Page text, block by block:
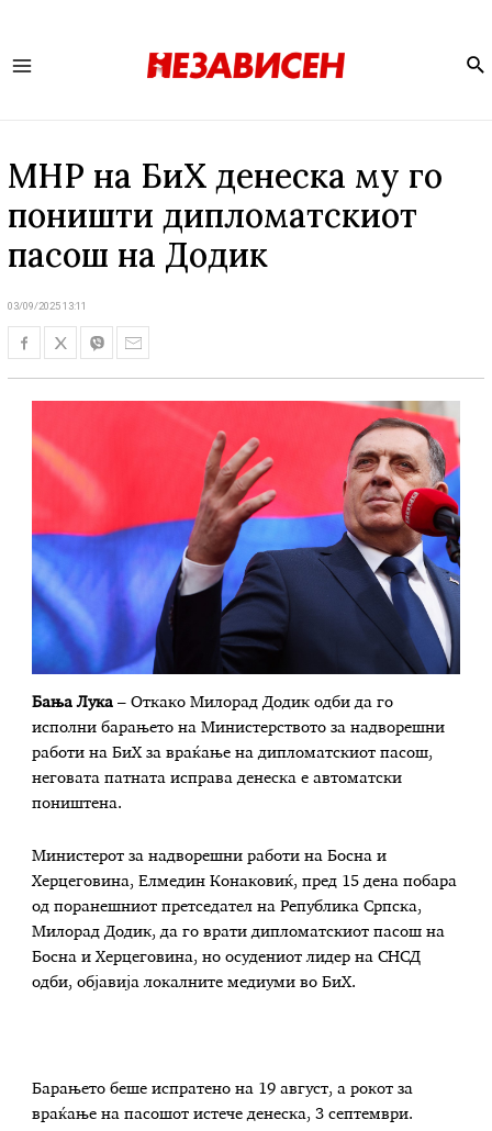
МНР на БиХ денеска му го
поништи дипломатскиот
пасош на Додик
03/09/2025 13:11
Бања Лука– Откако Милорад Додик одби да го
исполни барањето на Министерството за надворешни
работи на БиХ за враќање на дипломатскиот пасош,
неговата патната исправа денеска е автоматски
поништена.
Министерот за надворешни работи на Босна и
Херцеговина, Елмедин Конаковиќ, пред 15 дена побара
од поранешниот претседател на Република Српска,
Милорад Додик, да го врати дипломатскиот пасош на
Босна и Херцеговина, но осудениот лидер на СНСД
одби, објавија локалните медиуми во БиХ.
Барањето беше испратено на 19 август, а рокот за
враќање на пасошот истече денеска, 3 септември.